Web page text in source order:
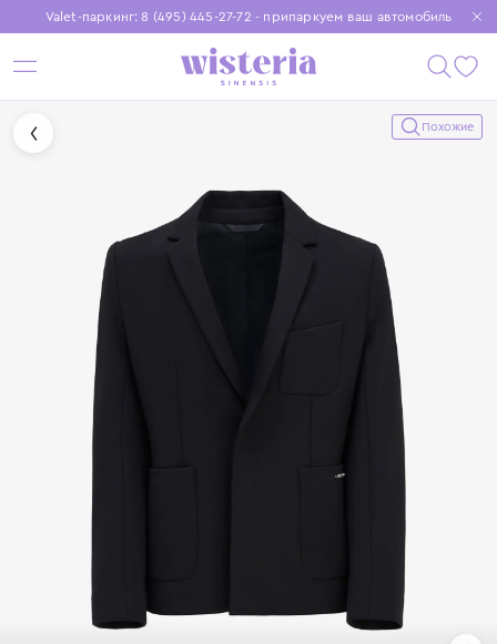
Valet-паркинг: 8 (495) 445-27-72 - припаркуем ваш автомобиль
Бесплатная доставка при заказе от 15 000 ₽
Установите приложение, чтобы покупки были еще удобнее
Похожие